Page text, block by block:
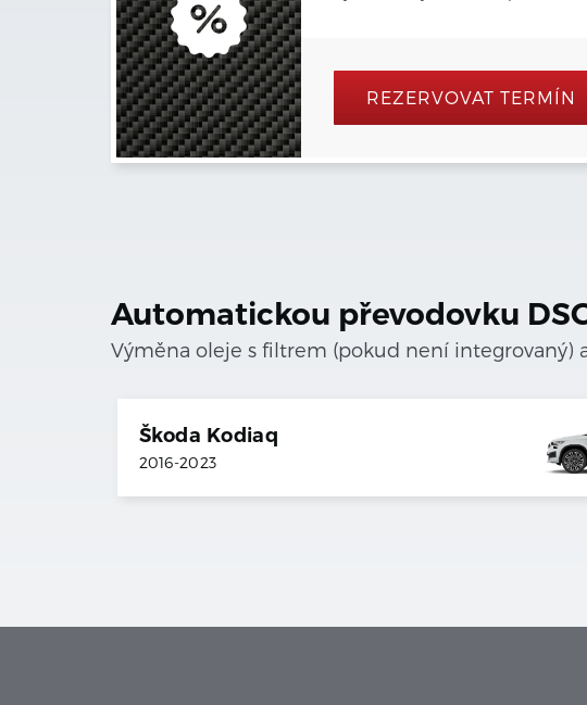
REZERVOVAT TERMÍN
Automatickou převodovku
Výměna oleje s filtrem (pokud není integrovaný)
Škoda Kodiaq
2016-2023